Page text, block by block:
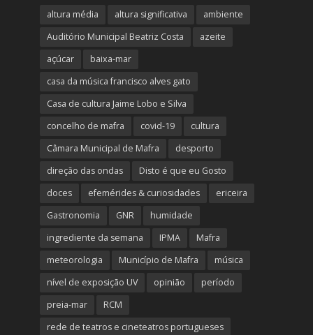
altura média altura significativa
ambiente
Auditório Municipal Beatriz Costa
azeite
açúcar
baixa-mar
casa da música francisco alves gato
Casa de cultura Jaime Lobo e Silva
concelho de mafra
covid-19
cultura
Câmara Municipal de Mafra
desporto
direção das ondas
Disto é que eu Gosto
doces
efemérides & curiosidades
ericeira
Gastronomia
GNR
humidade
ingrediente da semana
IPMA
Mafra
meteorologia
Município de Mafra
música
nível de exposição UV
opinião
período
preia-mar
RCM
rede de teatros e cineteatros portugueses